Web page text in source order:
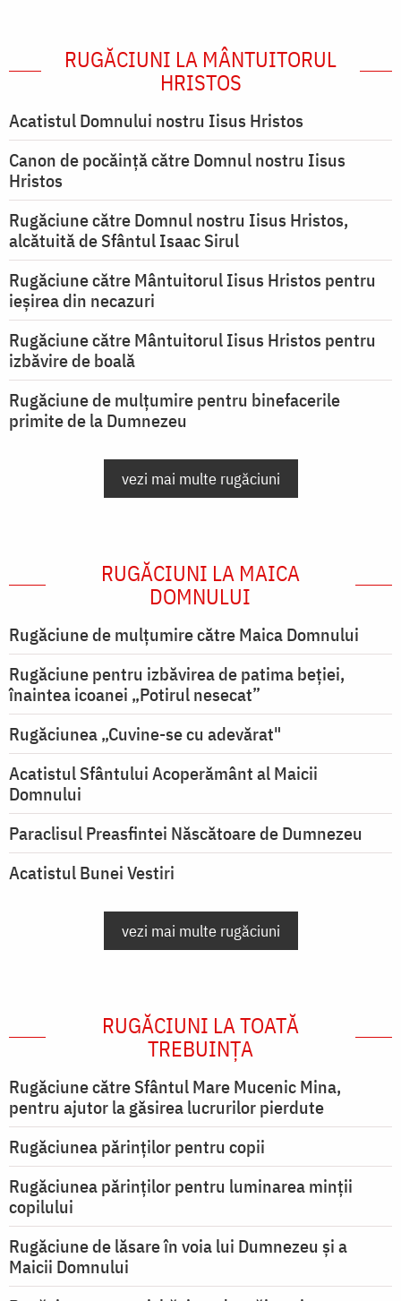
RUGĂCIUNI LA MÂNTUITORUL
HRISTOS
Acatistul Domnului nostru Iisus Hristos
Canon de pocăință către Domnul nostru Iisus
Hristos
Rugăciune către Domnul nostru Iisus Hristos,
alcătuită de Sfântul Isaac Sirul
Rugăciune către Mântuitorul Iisus Hristos pentru
ieşirea din necazuri
Rugăciune către Mântuitorul Iisus Hristos pentru
izbăvire de boală
Rugăciune de mulțumire pentru binefacerile
primite de la Dumnezeu
vezi mai multe rugăciuni
RUGĂCIUNI LA MAICA
DOMNULUI
Rugăciune de mulţumire către Maica Domnului
Rugăciune pentru izbăvirea de patima beției,
înaintea icoanei „Potirul nesecat”
Rugăciunea „Cuvine-se cu adevărat"
Acatistul Sfântului Acoperământ al Maicii
Domnului
Paraclisul Preasfintei Născătoare de Dumnezeu
Acatistul Bunei Vestiri
vezi mai multe rugăciuni
RUGĂCIUNI LA TOATĂ
TREBUINȚA
Rugăciune către Sfântul Mare Mucenic Mina,
pentru ajutor la găsirea lucrurilor pierdute
Rugăciunea părinților pentru copii
Rugăciunea părinților pentru luminarea minţii
copilului
Rugăciune de lăsare în voia lui Dumnezeu şi a
Maicii Domnului